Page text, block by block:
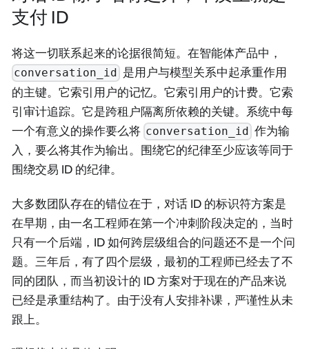
支付 ID
将这一切联系起来的论据很简短。在智能体产品中，
conversation_id
是用户与模型关系中起承重作用
的主键。它索引用户的记忆。它索引用户的计费。它索
引审计追踪。它是跨租户隔离所依赖的关键。系统中每
一个有意义的操作要么将 conversation_id 作为输
入，要么将其作为输出。围绕它的纪律至少应该等同于
围绕交易 ID 的纪律。
大多数团队存在的错位在于，对话 ID 的标识符方案是
在早期，由一名工程师在第一个冲刺阶段决定的，当时
只有一个后端，ID 如何跨层级组合的问题还不是一个问
题。三年后，有了四个层级，最初的工程师已经去了不
同的团队，而当初设计的 ID 方案对于现在的产品来说
已经是承重结构了。由于没有人安排补课，严谨性从未
跟上。